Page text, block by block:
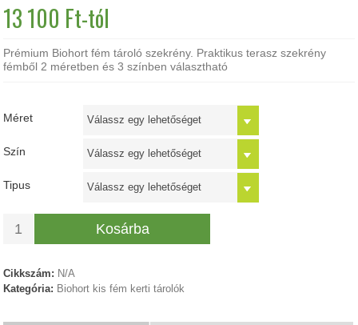
13 100 Ft-tól
Prémium Biohort fém tároló szekrény. Praktikus terasz szekrény
fémből 2 méretben és 3 színben választható
Méret
Szín
Tipus
Kosárba
Cikkszám: N/A
Kategória: Biohort kis fém kerti tárolók